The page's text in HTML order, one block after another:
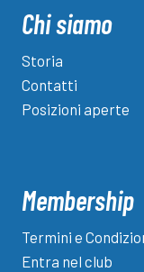
Chi siamo
Storia
Contatti
Posizioni aperte
Membership
Termini e
Entra nel club